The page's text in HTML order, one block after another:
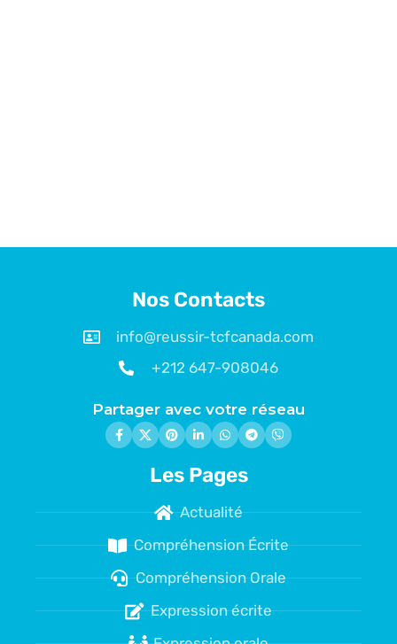
Nos Contacts
info@reussir-tcfcanada.com
+212 647-908046
Partager avec votre réseau
Les Pages
Actualité
Compréhension Écrite
Compréhension Orale
Expression écrite